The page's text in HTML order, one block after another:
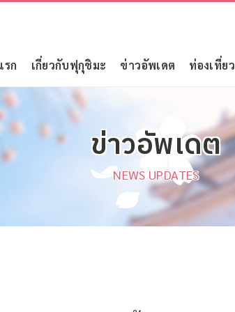
ก เกี่ยวกับฟุกุชิมะ ข่าวอัพเดต ท่องเที่ยว
ข่าวอัพเดต
NEWS UPDATES